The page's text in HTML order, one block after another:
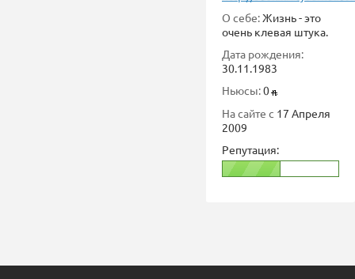
О себе:Жизнь - это
очень клевая штука.
Дата рождения:
30.11.1983
Ньюсы:0
На сайте с 17 Апреля
2009
Репутация: